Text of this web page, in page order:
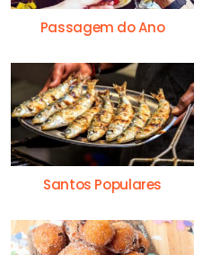
Passagem do Ano
Santos Populares